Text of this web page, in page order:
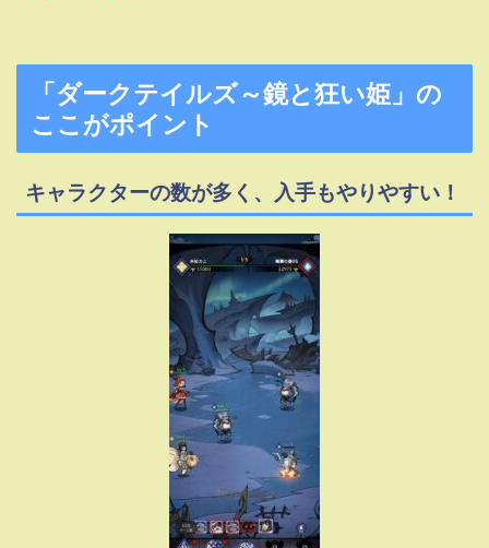
「ダークテイルズ～鏡と狂い姫」の
ここがポイント
キャラクターの数が多く、入手もやりやすい！